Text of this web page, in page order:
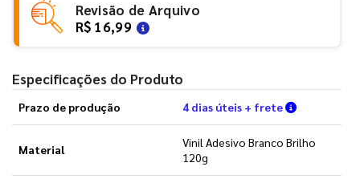
Revisão de Arquivo
R$ 16,99
Especificações do Produto
Prazo de produção 4 dias úteis + frete Verifique
Material
Vinil Adesivo Branco Brilho
120g